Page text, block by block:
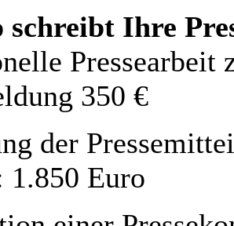
schreibt Ihre
Pressearbeit
350 €
der
1.850 Euro